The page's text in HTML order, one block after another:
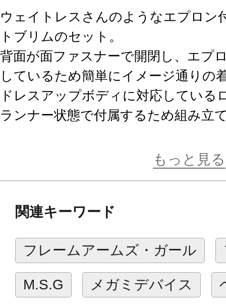
ウェイトレスさんのようなエプロン
トブリムのセット。
背面が面ファスナーで開閉し、エプ
しているため簡単にイメージ通りの
ドレスアップボディに対応している
ランナー状態で付属するため組み立
しております。
■対応サイズ
ドレスアップボディ【S】△ （やや
ドレスアップボディ【M】〇
もっと見る
関連キーワード
フレームアームズ・ガール
M.S.G メガミデバイス